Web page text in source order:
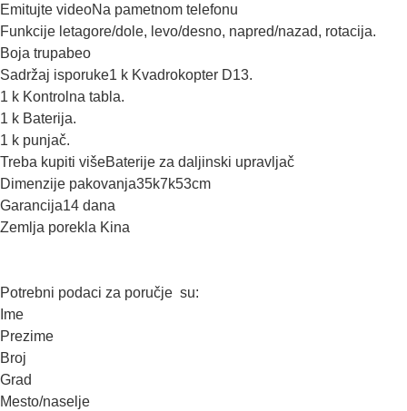
Emitujte videoNa pametnom telefonu
Funkcije letagore/dole, levo/desno, napred/nazad, rotacija.
Boja trupabeo
Sadržaj isporuke1 k Kvadrokopter D13.
1 k Kontrolna tabla.
1 k Baterija.
1 k punjač.
Treba kupiti višeBaterije za daljinski upravljač
Dimenzije pakovanja35k7k53cm
Garancija14 dana
Zemlja porekla Kina
Potrebni podaci za poručje su:
Ime
Prezime
Broj
Grad
Mesto/naselje